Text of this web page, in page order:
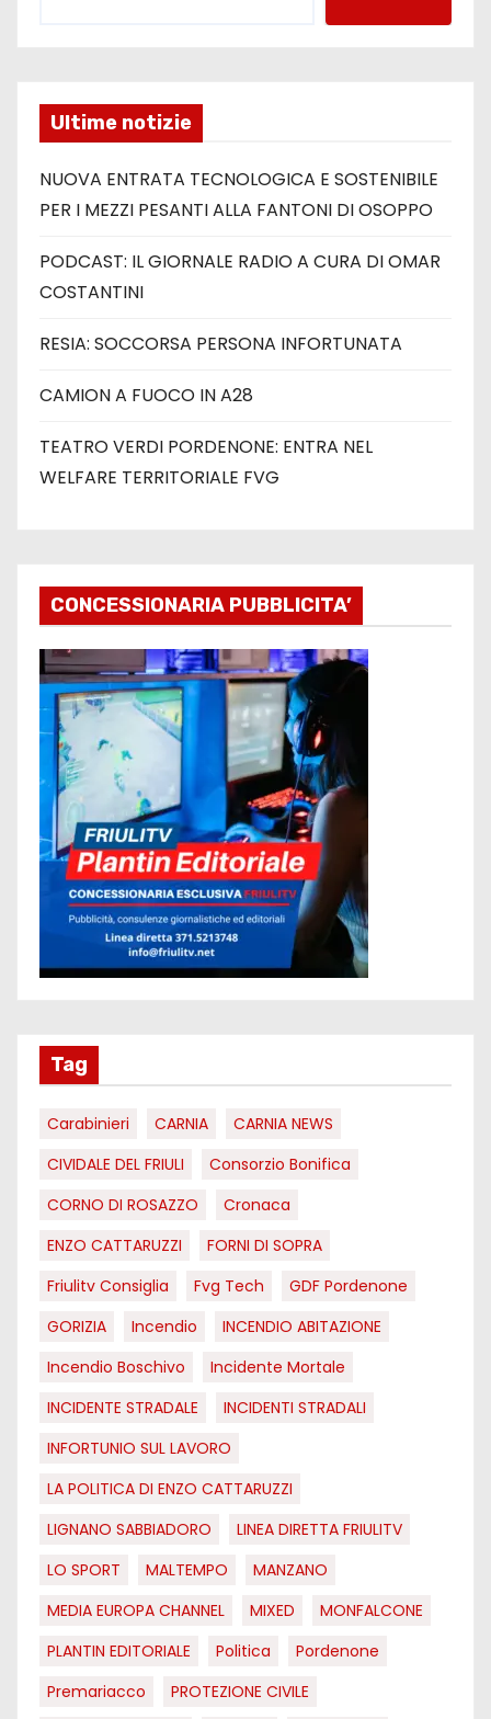
Ultime notizie
NUOVA ENTRATA TECNOLOGICA E SOSTENIBILE
PER I MEZZI PESANTI ALLA FANTONI DI OSOPPO
PODCAST: IL GIORNALE RADIO A CURA DI OMAR
COSTANTINI
RESIA: SOCCORSA PERSONA INFORTUNATA
CAMION A FUOCO IN A28
TEATRO VERDI PORDENONE: ENTRA NEL
WELFARE TERRITORIALE FVG
CONCESSIONARIA PUBBLICITA’
Tag
Carabinieri CARNIA
CARNIA NEWS
CIVIDALE DEL FRIULI
Consorzio Bonifica
CORNO DI ROSAZZO
Cronaca
ENZO CATTARUZZI
FORNI DI SOPRA
Friulitv Consiglia
Fvg Tech
GDF Pordenone
GORIZIA
Incendio
INCENDIO ABITAZIONE
Incendio Boschivo
Incidente Mortale
INCIDENTE STRADALE
INCIDENTI STRADALI
INFORTUNIO SUL LAVORO
LA POLITICA DI ENZO CATTARUZZI
LIGNANO SABBIADORO
LINEA DIRETTA FRIULITV
LO SPORT
MALTEMPO
MANZANO
MEDIA EUROPA CHANNEL
MIXED
MONFALCONE
PLANTIN EDITORIALE
Politica
Pordenone
Premariacco
PROTEZIONE CIVILE